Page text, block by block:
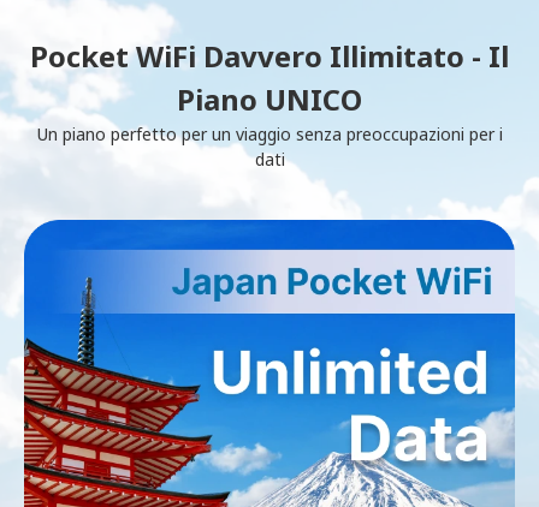
Pocket WiFi Davvero Illimitato - Il
Piano UNICO
Un piano perfetto per un viaggio senza preoccupazioni per i
dati